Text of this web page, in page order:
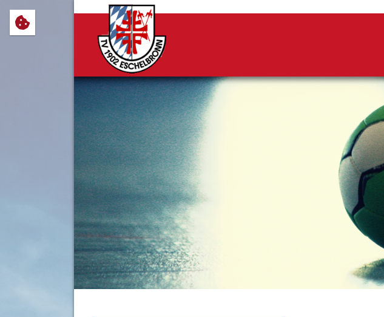
Wir verwenden Cookies, um Ihnen ein optimales
notwendig sind, sowie solche, die lediglich zu anonymen
Cookie-Einstellungen anpassen oder widerrufen.
ImpressumDatenschutz